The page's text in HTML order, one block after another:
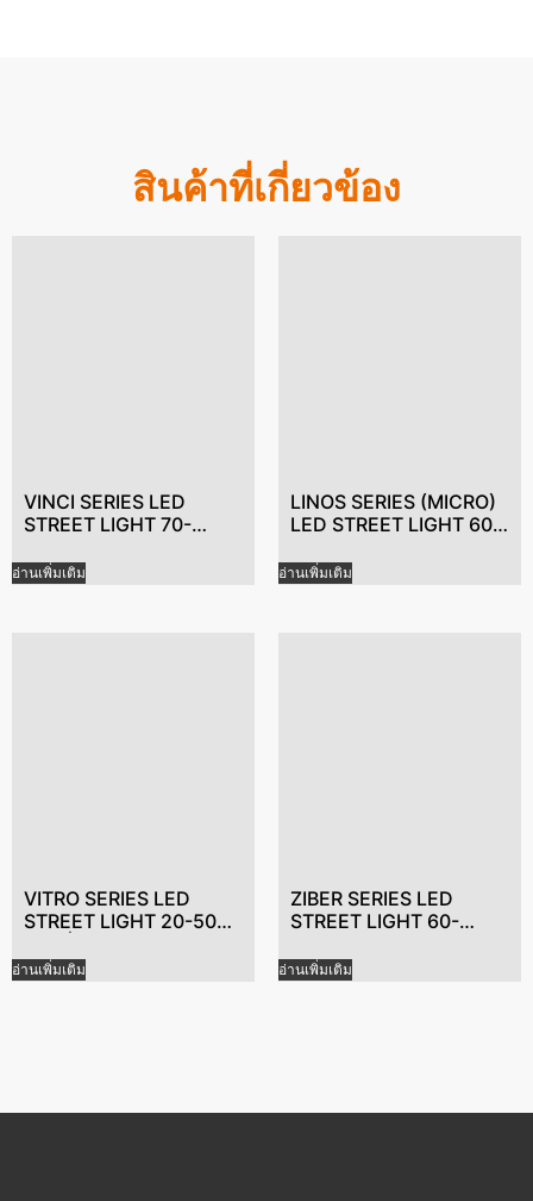
สินค้าที่เกี่ยวข้อง
VINCI SERIES LED
STREET LIGHT 70-
LED,ไฟถนน LED หรี่แสง
ได้,ไฟถนน LED อัจฉริยะ
อ่านเพิ่มเติม
LINOS SERIES (MICRO)
LED STREET LIGHT 60-
อัจฉริยะ,ผู้ผลิตไฟ LED ที่ดี
ที่สุด,ไฟ LED ประหยัด
อ่านเพิ่มเติม
VITRO SERIES LED
STREET LIGHT 20-50W
อ่านเพิ่มเติม
ZIBER SERIES LED
STREET LIGHT 60-
อัจฉริยะ, ติดตั้งเพิ่มไฟถนน
Led
อ่านเพิ่มเติม